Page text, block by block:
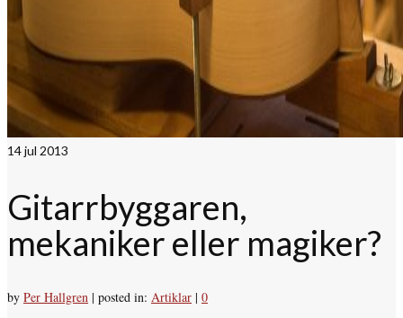
14jul 2013
Gitarrbyggaren,
mekaniker eller magiker?
by Per Hallgren | posted in: Artiklar | 0